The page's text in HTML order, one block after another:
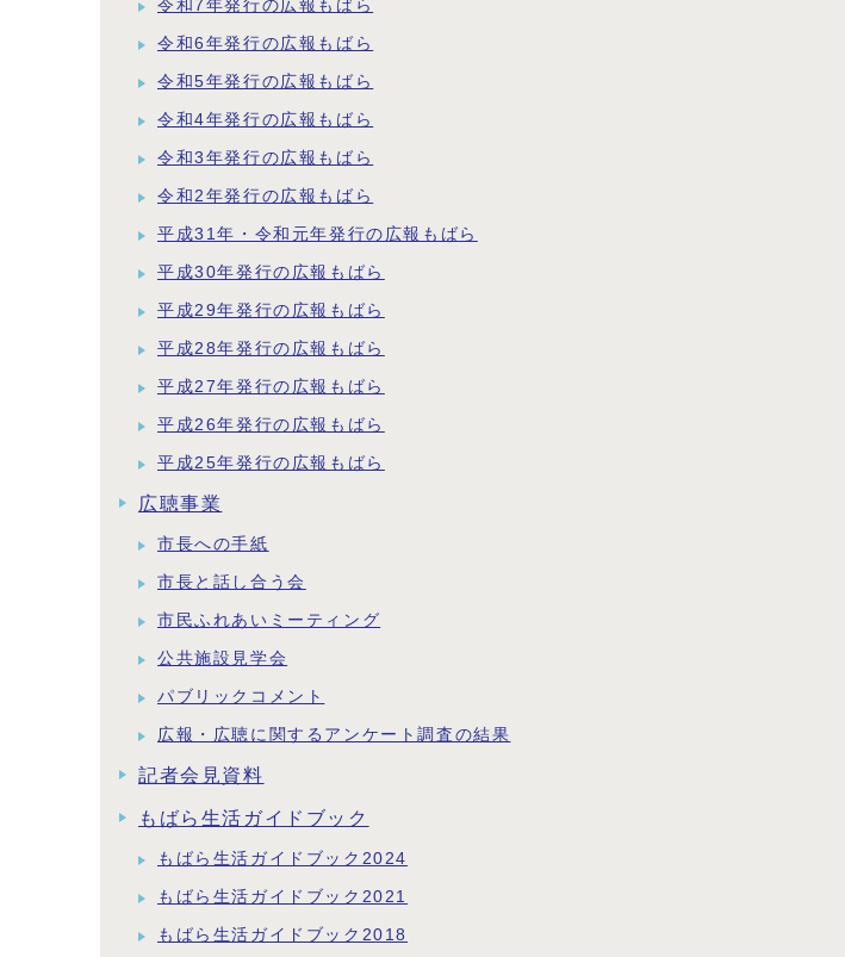
令和7年発行の広報もばら
令和6年発行の広報もばら
令和5年発行の広報もばら
令和4年発行の広報もばら
令和3年発行の広報もばら
令和2年発行の広報もばら
平成31年・令和元年発行の広報もばら
平成30年発行の広報もばら
平成29年発行の広報もばら
平成28年発行の広報もばら
平成27年発行の広報もばら
平成26年発行の広報もばら
平成25年発行の広報もばら
広聴事業
市長への手紙
市長と話し合う会
市民ふれあいミーティング
公共施設見学会
パブリックコメント
広報・広聴に関するアンケート調査の結果
記者会見資料
もばら生活ガイドブック
もばら生活ガイドブック2024
もばら生活ガイドブック2021
もばら生活ガイドブック2018